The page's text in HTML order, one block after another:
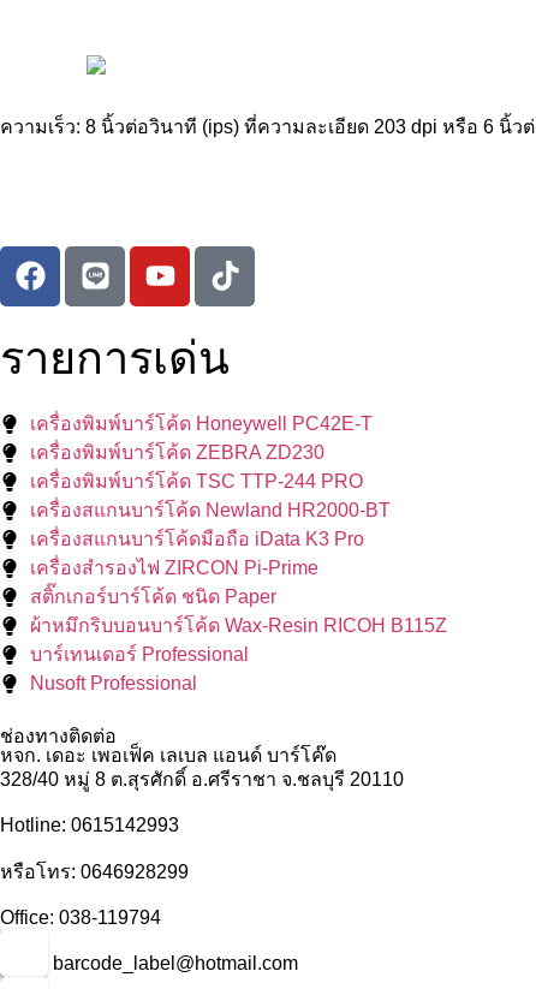
ความเร็ว: 8 นิ้วต่อวินาที (ips) ที่ความละเอียด 203 dpi หรือ 6
รายการเด่น
เครื่องพิมพ์บาร์โค้ด Honeywell PC42E-T
เครื่องพิมพ์บาร์โค้ด ZEBRA ZD230
เครื่องพิมพ์บาร์โค้ด TSC TTP-244 PRO
เครื่องสแกนบาร์โค้ด Newland HR2000-BT
เครื่องสแกนบาร์โค้ดมือถือ iData K3 Pro
เครื่องสำรองไฟ ZIRCON Pi-Prime
สติ๊กเกอร์บาร์โค้ด ชนิด Paper
ผ้าหมึกริบบอนบาร์โค้ด Wax-Resin RICOH B115Z
บาร์เทนเดอร์ Professional
Nusoft Professional
ช่องทางติดต่อ
หจก. เดอะ เพอเฟ็ค เลเบล แอนด์ บาร์โค๊ด
328/40 หมู่ 8 ต.สุรศักดิ์ อ.ศรีราชา จ.ชลบุรี 20110
Hotline: 0615142993
หรือโทร: 0646928299
Office: 038-119794
อีเมล: barcode_label@hotmail.com